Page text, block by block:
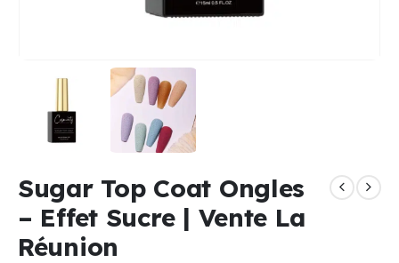
Sugar Top Coat Ongles
– Effet Sucre | Vente La
Réunion